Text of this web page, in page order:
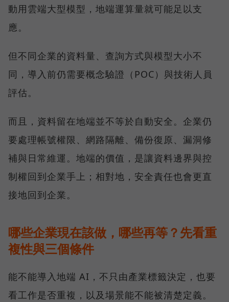
動用雲端大型模型，地端運算量就可能足以支
應。
但不同企業的資料量、查詢方式與模型大小不
同，導入前仍需要概念驗證（POC）與技術人員
評估。
而且，資料留在地端並不等於自動安全。企業仍
要處理帳號權限、網路隔離、備份復原、漏洞修
補與日常維運。地端的價值，是讓資料邊界與控
制權回到企業手上；相對地，安全責任也會更直
接地回到企業。
哪些企業現在該做，哪些再等？先看重
複性與三個條件
能不能導入地端 AI，不只由產業標籤決定，也要
看工作是否重複，以及場景能不能被清楚定義。